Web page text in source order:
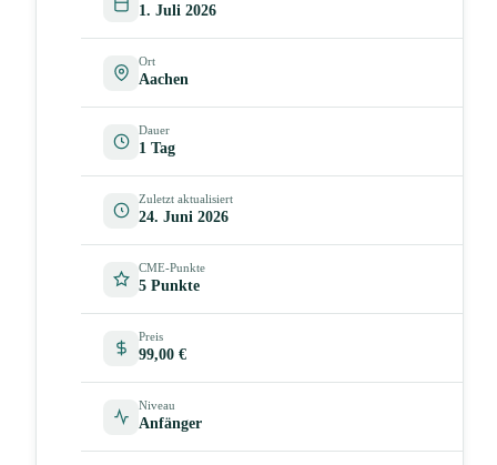
1. Juli 2026
Ort
Aachen
Dauer
1 Tag
Zuletzt aktualisiert
24. Juni 2026
CME-Punkte
5 Punkte
Preis
99,00 €
Niveau
Anfänger